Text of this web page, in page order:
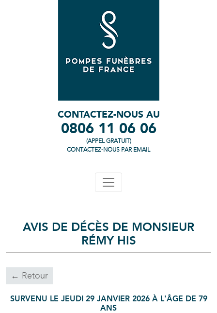
CONTACTEZ-NOUS AU
0806 11 06 06
(APPEL GRATUIT)
CONTACTEZ-NOUS PAR EMAIL
AVIS DE DÉCÈS DE MONSIEUR
RÉMY HIS
← Retour
SURVENU LE JEUDI 29 JANVIER 2026 À L'ÂGE DE 79
ANS